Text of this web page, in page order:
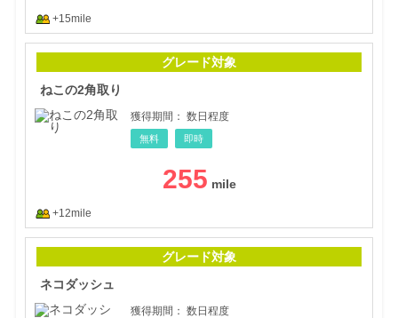
+15mile
グレード対象
ねこの2角取り
獲得期間： 数日程度
無料 即時
255
+12mile
グレード対象
ネコダッシュ
獲得期間： 数日程度